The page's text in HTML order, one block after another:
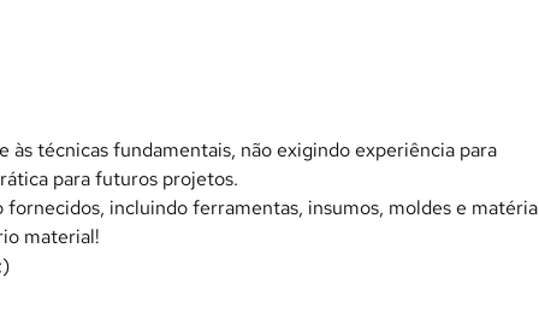
técnicas fundamentais, não exigindo experiência para
para futuros projetos.
fornecidos, incluindo ferramentas, insumos, moldes e matéria
material!